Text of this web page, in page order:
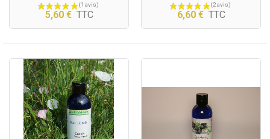
5,60 € TTC 6,60 € TTC